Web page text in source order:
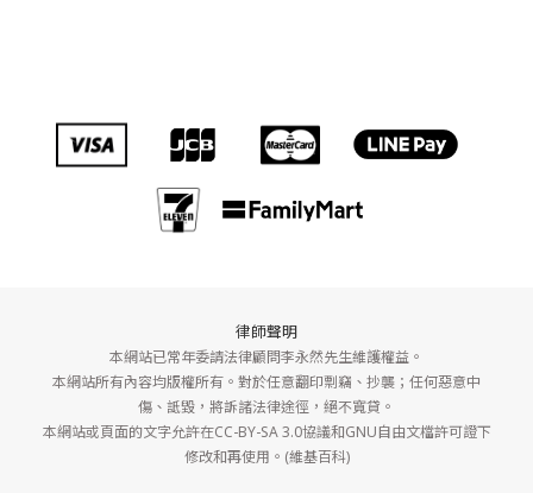
律師聲明
本網站已常年委請法律顧問李永然先生維護權益。
本網站所有內容均版權所有。對於任意翻印剽竊、抄襲；任何惡意中
傷、詆毀，將訴諸法律途徑，絕不寬貸。
本網站或頁面的文字允許在CC-BY-SA 3.0協議和GNU自由文檔許可證下
修改和再使用。(維基百科)